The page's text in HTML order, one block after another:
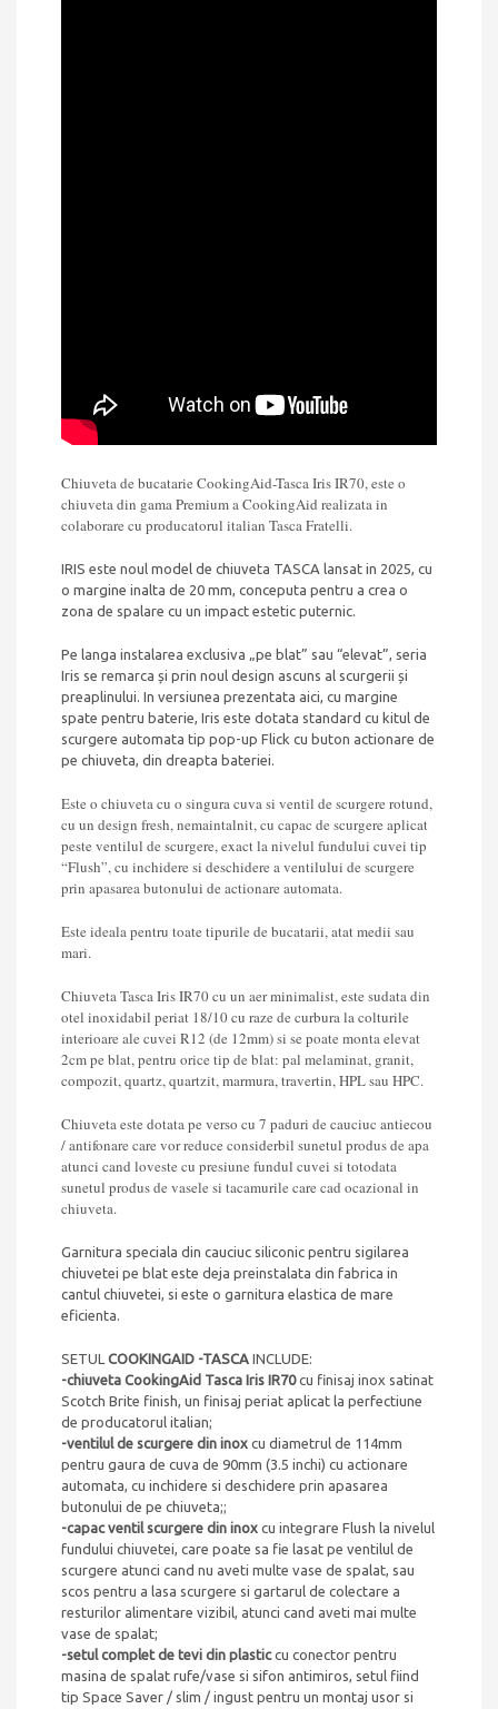
Chiuveta de bucatarie CookingAid-Tasca Iris IR70, este o
chiuveta din gama Premium a CookingAid realizata in
colaborare cu producatorul italian Tasca Fratelli.
IRIS este noul model de chiuveta TASCA lansat in 2025, cu
o margine inalta de 20 mm, conceputa pentru a crea o
zona de spalare cu un impact estetic puternic.
Pe langa instalarea exclusiva „pe blat” sau “elevat”, seria
Iris se remarca și prin noul design ascuns al scurgerii și
preaplinului. In versiunea prezentata aici, cu margine
spate pentru baterie, Iris este dotata standard cu kitul de
scurgere automata tip pop-up Flick cu buton actionare de
pe chiuveta, din dreapta bateriei.
Este o chiuveta cu o singura cuva si ventil de scurgere rotund,
cu un design fresh, nemaintalnit, cu capac de scurgere aplicat
peste ventilul de scurgere, exact la nivelul fundului cuvei tip
“Flush”, cu inchidere si deschidere a ventilului de scurgere
prin apasarea butonului de actionare automata.
Este ideala pentru toate tipurile de bucatarii, atat medii sau
mari.
Chiuveta Tasca Iris IR70 cu un aer minimalist, este sudata din
otel inoxidabil periat 18/10 cu raze de curbura la colturile
interioare ale cuvei R12 (de 12mm) si se poate monta elevat
2cm pe blat, pentru orice tip de blat: pal melaminat, granit,
compozit, quartz, quartzit, marmura, travertin, HPL sau HPC.
Chiuveta este dotata pe verso cu 7 paduri de cauciuc antiecou
/ antifonare care vor reduce considerbil sunetul produs de apa
atunci cand loveste cu presiune fundul cuvei si totodata
sunetul produs de vasele si tacamurile care cad ocazional in
chiuveta.
Garnitura speciala din cauciuc siliconic pentru sigilarea
chiuvetei pe blat este deja preinstalata din fabrica in
cantul chiuvetei, si este o garnitura elastica de mare
eficienta.
SETUL COOKINGAID -TASCA INCLUDE:
-chiuveta CookingAid Tasca Iris IR70cu finisaj inox satinat
Scotch Brite finish, un finisaj periat aplicat la perfectiune
de producatorul italian;
-ventilul de scurgere din inox cu diametrul de 114mm
pentru gaura de cuva de 90mm (3.5 inchi) cu actionare
automata, cu inchidere si deschidere prin apasarea
butonului de pe chiuveta;;
-capac ventil scurgere din inox cu integrare Flush la nivelul
fundului chiuvetei, care poate sa fie lasat pe ventilul de
scurgere atunci cand nu aveti multe vase de spalat, sau
scos pentru a lasa scurgere si gartarul de colectare a
resturilor alimentare vizibil, atunci cand aveti mai multe
vase de spalat;
-setul complet de tevi din plasticcu conector pentru
masina de spalat rufe/vase si sifon antimiros, setul fiind
tip Space Saver / slim / ingust pentru un montaj usor si